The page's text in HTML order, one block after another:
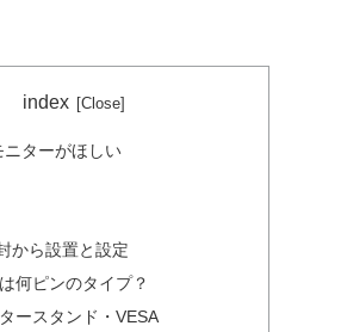
index
ターがほしい
から設置と設定
何ピンのタイプ？
ースタンド・VESA